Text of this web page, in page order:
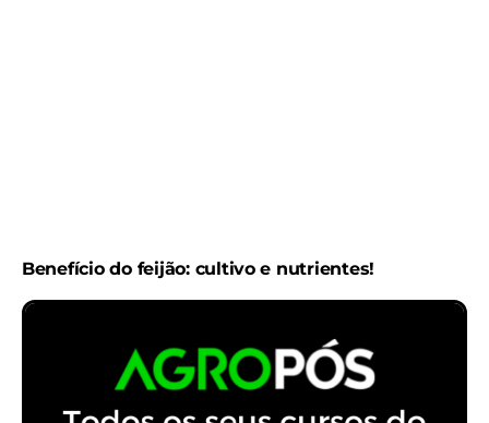
Benefício do feijão: cultivo e nutrientes!